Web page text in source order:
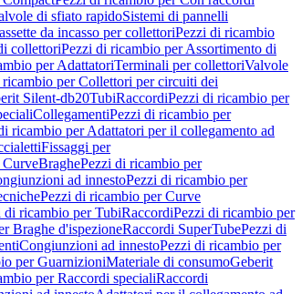
di sfiato rapidoSistemi di pannelli
da incasso per collettoriPezzi di ricambio
collettoriPezzi di ricambio per Assortimento di
per AdattatoriTerminali per collettoriValvole
per Collettori per circuiti dei
Silent-db20TubiRaccordiPezzi di ricambio per
CollegamentiPezzi di ricambio per
ricambio per Adattatori per il collegamento ad
Fissaggi per
CurveBraghePezzi di ricambio per
ad innestoPezzi di ricambio per
Pezzi di ricambio per Curve
di ricambio per TubiRaccordiPezzi di ricambio per
Braghe d'ispezioneRaccordi SuperTubePezzi di
Congiunzioni ad innestoPezzi di ricambio per
per GuarnizioniMateriale di consumoGeberit
per Raccordi specialiRaccordi